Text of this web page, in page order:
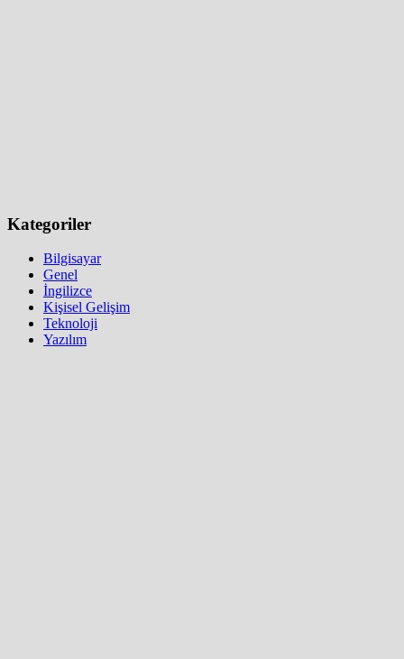
Kategoriler
Bilgisayar
Genel
İngilizce
Kişisel Gelişim
Teknoloji
Yazılım